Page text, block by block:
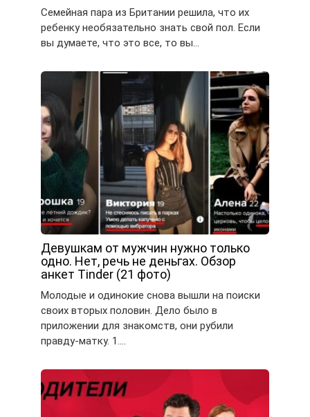
Семейная пара из Британии решила, что их
ребенку необязательно знать свой пол. Если
вы думаете, что это все, то вы…
Девушкам от мужчин нужно только
одно. Нет, речь не деньгах. Обзор
анкет Tinder (21 фото)
Молодые и одинокие снова вышли на поиски
своих вторых половин. Дело было в
приложении для знакомств, они рубили
правду-матку. 1….